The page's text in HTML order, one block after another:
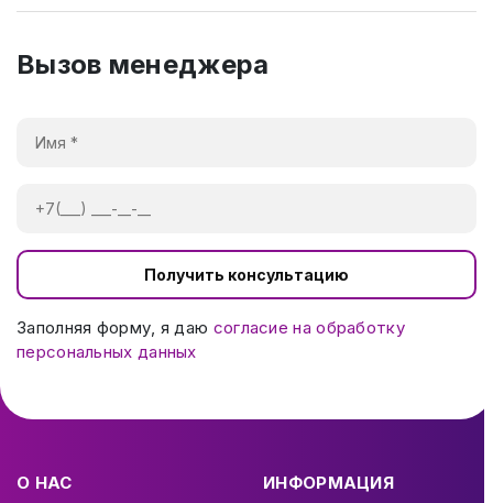
Вызов менеджера
Получить консультацию
Заполняя форму, я даю согласие на обработку
персональных данных
О НАС ИНФОРМАЦИЯ